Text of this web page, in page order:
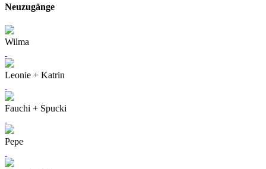
Neuzugänge
Wilma
Leonie + Katrin
Fauchi + Spucki
Pepe